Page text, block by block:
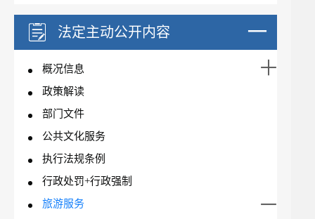
法定主动公开内容
概况信息
政策解读
部门文件
公共文化服务
执行法规条例
行政处罚+行政强制
旅游服务